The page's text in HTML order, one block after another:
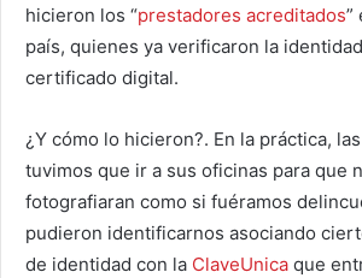
hicieron los “prestadores acreditados”
país, quienes ya verificaron la
certificado digital.
¿Y cómo lo hicieron?. En la práctica,
tuvimos que ir a sus oficinas para que
fotografiaran como si fuéramos
pudieron identificarnos asociando
de identidad con la ClaveUnica que